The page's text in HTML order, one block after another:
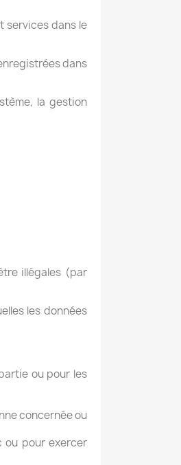
services dans le
dans
la gestion
illégales (par
les données
ou pour les
concernée ou
ou pour exercer